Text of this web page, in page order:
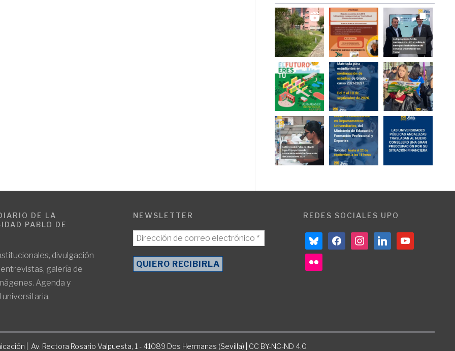
DE LA
PABLO DE
divulgación
galería de
Agenda y
universitaria.
NEWSLETTER REDES SOCIALES UPO
blueskyfacebookinstagramlinkedin youtube
flickr
| Av. Rectora Rosario Valpuesta, 1 - 41089 Dos Hermanas (Sevilla) | CC BY-NC-ND 4.0